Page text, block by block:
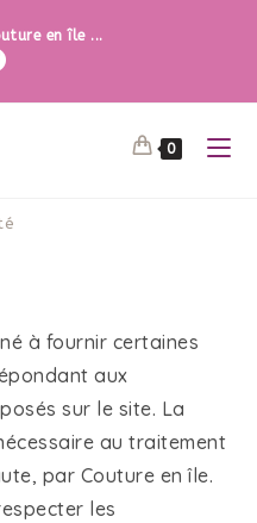
en île ...
0
à fournir certaines
aux
sur le site. La
au traitement
par Couture en île.
les